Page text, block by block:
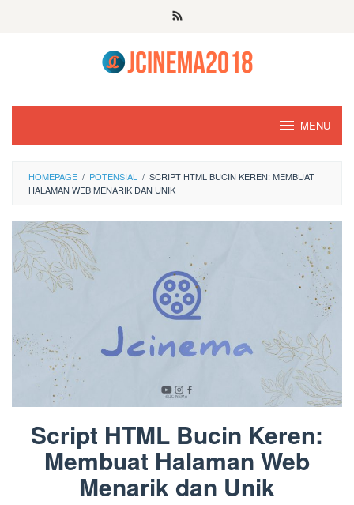
MENU
HOMEPAGE / POTENSIAL / SCRIPT HTML BUCIN KEREN: MEMBUAT
HALAMAN WEB MENARIK DAN UNIK
Script HTML Bucin Keren:
Membuat Halaman Web
Menarik dan Unik